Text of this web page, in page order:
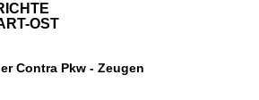
OST
Contra Pkw - Zeugen